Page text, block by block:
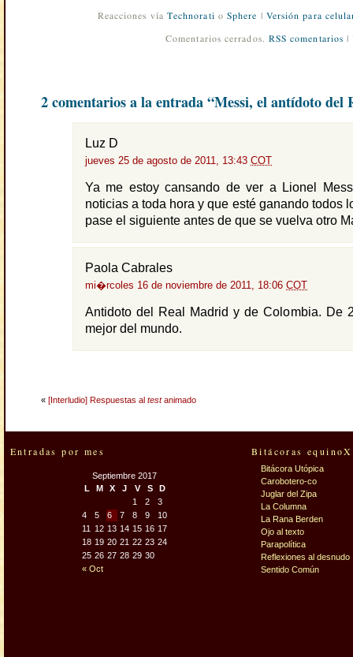
Reacciones vía Technorati o Sphere Versión para
Comentarios cerrados. RSS comentarios |
2 comentarios a la entrada “Messi, el antídoto del
Luz D
jueves 25 de agosto de 2011, 13:43 COT
Ya me estoy cansando de ver a Lionel
noticias a toda hora y que esté ganando todos
pase el siguiente antes de que se vuelva otro
Paola Cabrales
mi�rcoles 16 de noviembre de 2011, 18:06 COT
Antidoto del Real Madrid y de Colombia. De
mejor del mundo.
« [Interludio] Respuestas al testanimado
Entradas por mes
Septiembre 2017
L
M X J V S D
« Oct
1 2
3
4
5 6 7 8 9
10
11
12 13 14 15 16 17
18 19 20 21 22 23 24
25 26 27 28 29 30
Bitácoras
Bitácora Utópica
Carobotero-co
Juglar del Zipa
La Columna
La Rana Berden
Ojo al texto
Parapolítica
Reflexiones al desnudo
Sentido Común